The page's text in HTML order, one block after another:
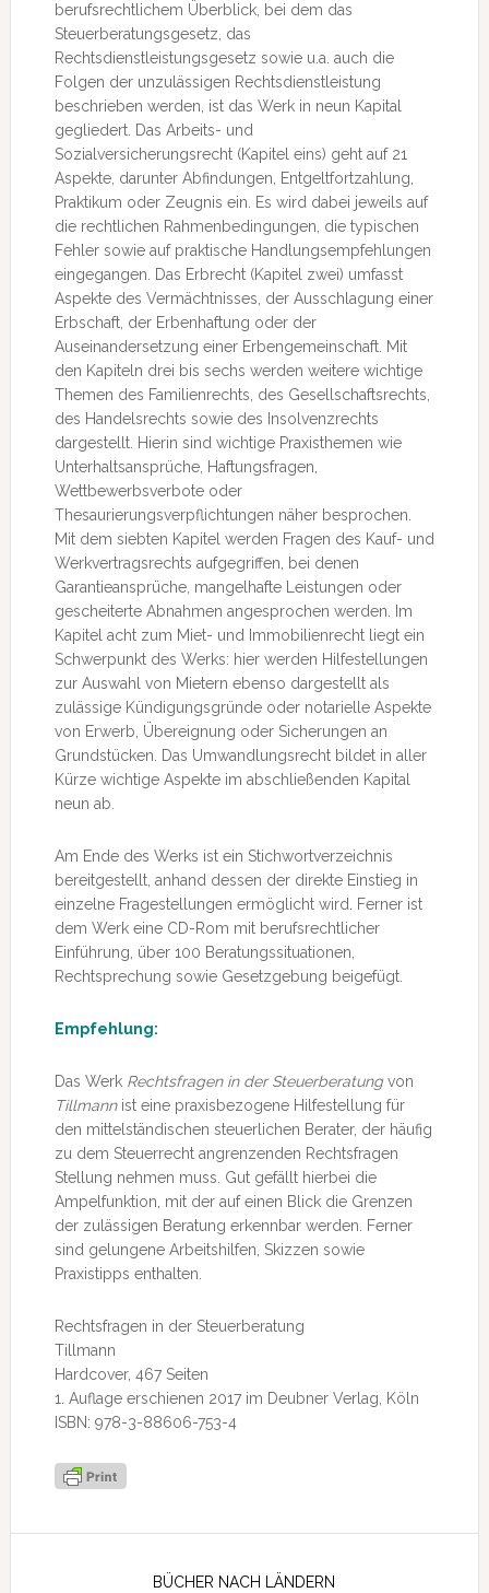
berufsrechtlichem Überblick, bei dem das
Steuerberatungsgesetz, das
Rechtsdienstleistungsgesetz sowie u.a. auch die
Folgen der unzulässigen Rechtsdienstleistung
beschrieben werden, ist das Werk in neun Kapital
gegliedert. Das Arbeits- und
Sozialversicherungsrecht (Kapitel eins) geht auf 21
Aspekte, darunter Abfindungen, Entgeltfortzahlung,
Praktikum oder Zeugnis ein. Es wird dabei jeweils auf
die rechtlichen Rahmenbedingungen, die typischen
Fehler sowie auf praktische Handlungsempfehlungen
eingegangen. Das Erbrecht (Kapitel zwei) umfasst
Aspekte des Vermächtnisses, der Ausschlagung einer
Erbschaft, der Erbenhaftung oder der
Auseinandersetzung einer Erbengemeinschaft. Mit
den Kapiteln drei bis sechs werden weitere wichtige
Themen des Familienrechts, des Gesellschaftsrechts,
des Handelsrechts sowie des Insolvenzrechts
dargestellt. Hierin sind wichtige Praxisthemen wie
Unterhaltsansprüche, Haftungsfragen,
Wettbewerbsverbote oder
Thesaurierungsverpflichtungen näher besprochen.
Mit dem siebten Kapitel werden Fragen des Kauf- und
Werkvertragsrechts aufgegriffen, bei denen
Garantieansprüche, mangelhafte Leistungen oder
gescheiterte Abnahmen angesprochen werden. Im
Kapitel acht zum Miet- und Immobilienrecht liegt ein
Schwerpunkt des Werks: hier werden Hilfestellungen
zur Auswahl von Mietern ebenso dargestellt als
zulässige Kündigungsgründe oder notarielle Aspekte
von Erwerb, Übereignung oder Sicherungen an
Grundstücken. Das Umwandlungsrecht bildet in aller
Kürze wichtige Aspekte im abschließenden Kapital
neun ab.
Am Ende des Werks ist ein Stichwortverzeichnis
bereitgestellt, anhand dessen der direkte Einstieg in
einzelne Fragestellungen ermöglicht wird. Ferner ist
dem Werk eine CD-Rom mit berufsrechtlicher
Einführung, über 100 Beratungssituationen,
Rechtsprechung sowie Gesetzgebung beigefügt.
Empfehlung:
Das Werk Rechtsfragen in der Steuerberatungvon
Tillmannist eine praxisbezogene Hilfestellung für
den mittelständischen steuerlichen Berater, der häufig
zu dem Steuerrecht angrenzenden Rechtsfragen
Stellung nehmen muss. Gut gefällt hierbei die
Ampelfunktion, mit der auf einen Blick die Grenzen
der zulässigen Beratung erkennbar werden. Ferner
sind gelungene Arbeitshilfen, Skizzen sowie
Praxistipps enthalten.
Rechtsfragen in der Steuerberatung
Tillmann
Hardcover, 467 Seiten
1. Auflage erschienen 2017 im Deubner Verlag, Köln
ISBN: 978-3-88606-753-4
BÜCHER NACH LÄNDERN